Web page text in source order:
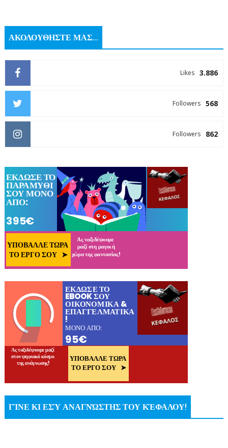
ΑΚΟΛΟΥΘΗΣΤΕ ΜΑΣ...
3.886
Likes
568
Followers
862
Followers
ΓΊΝΕ ΚΙ ΕΣΎ ΑΝΑΓΝΏΣΤΗΣ ΤΟΥ ΚΈΦΑΛΟΥ!